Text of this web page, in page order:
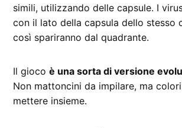
simili, utilizzando delle capsule. I
con il lato della capsula dello stesso
così spariranno dal quadrante.
Il giocoè una sorta di versione
Non mattoncini da impilare, ma
mettere insieme.